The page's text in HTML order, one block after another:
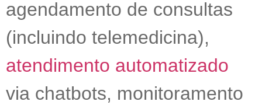
agendamento de consultas
(incluindo telemedicina),
atendimento automatizado
via chatbots, monitoramento